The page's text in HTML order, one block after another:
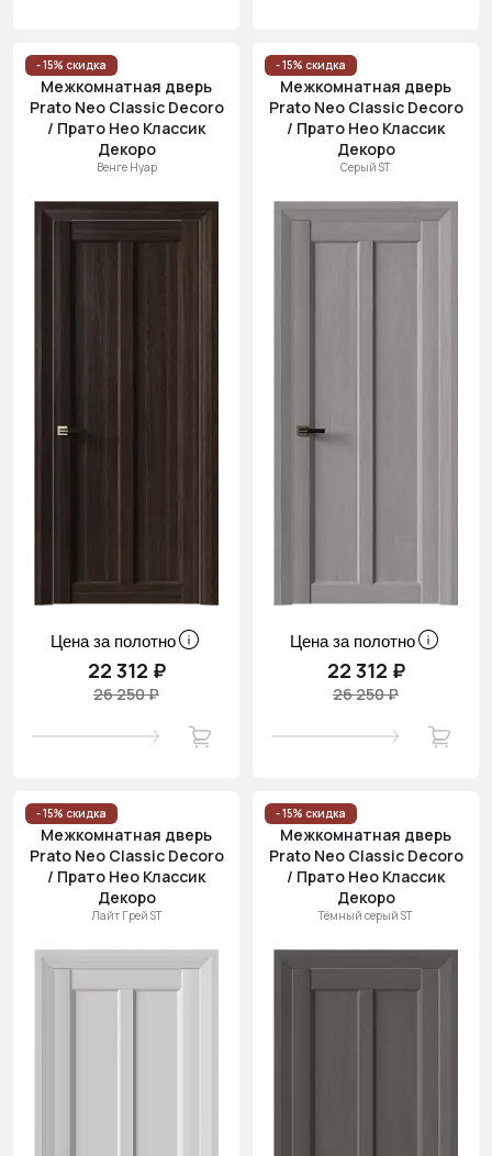
- 15% скидка
Межкомнатная дверь
Prato Neo Classic Decoro
/ Прато Нео Классик
Декоро
Венге Нуар
Цена за полотно
22 312 ₽
26 250 ₽
- 15% скидка
Межкомнатная дверь
Prato Neo Classic Decoro
/ Прато Нео Классик
Декоро
Серый ST
Цена за полотно
22 312 ₽
26 250 ₽
- 15% скидка
Межкомнатная дверь
Prato Neo Classic Decoro
/ Прато Нео Классик
Декоро
Лайт Грей ST
- 15% скидка
Межкомнатная дверь
Prato Neo Classic Decoro
/ Прато Нео Классик
Декоро
Тёмный серый ST